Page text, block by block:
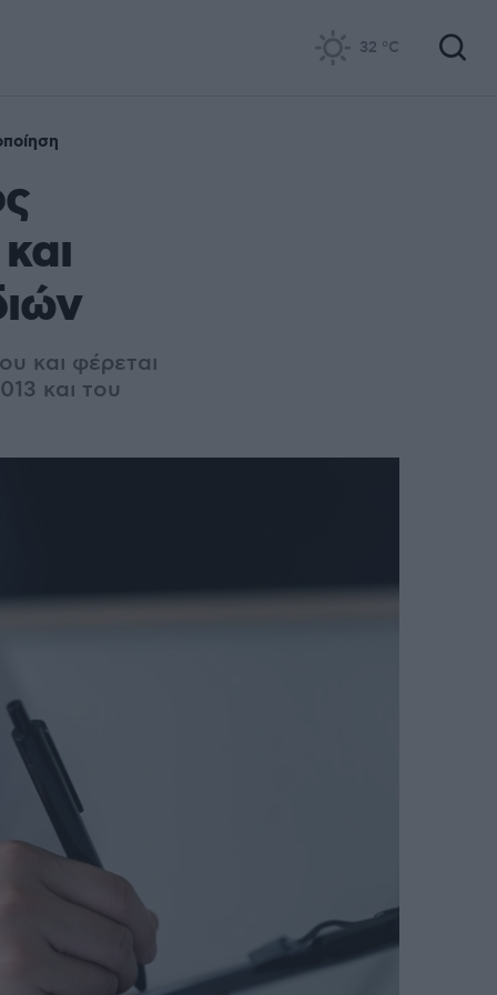
32 °C
και φέρεται
και του